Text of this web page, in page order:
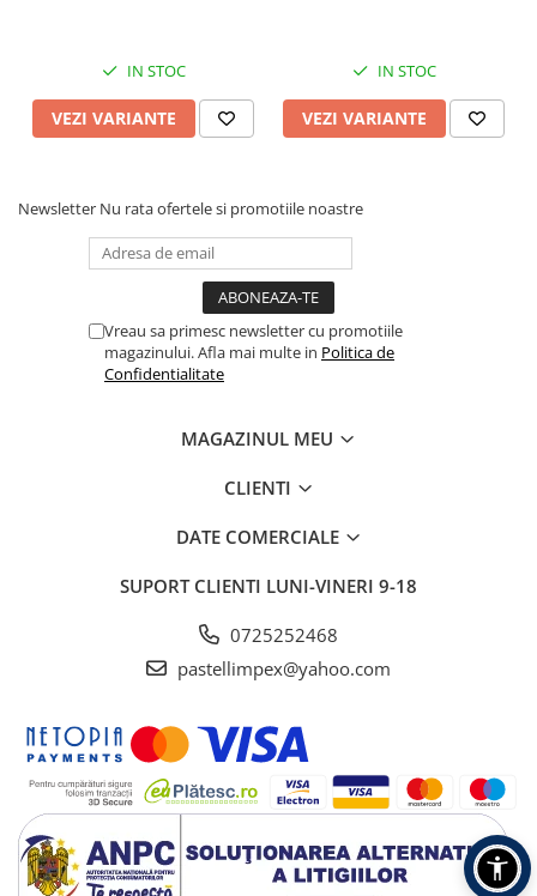
IN STOC
VEZI VARIANTE
IN STOC
VEZI VARIANTE
Newsletter Nu rata ofertele si promotiile noastre
Vreau sa primesc newsletter cu promotiile
magazinului. Afla mai multe in Politica de
Confidentialitate
MAGAZINUL MEU
CLIENTI
DATE COMERCIALE
SUPORT CLIENTI LUNI-VINERI 9-18
0725252468
pastellimpex@yahoo.com